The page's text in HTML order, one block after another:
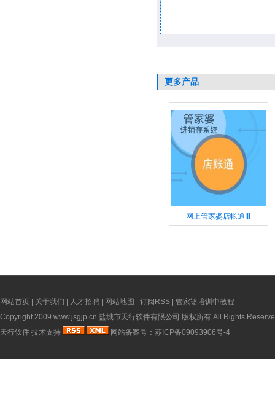
更多产品
网上管家婆店帐通III
网站首页 关于我们 人才招聘 网站地图 订阅RSS
管家婆培训中教程
Copyright 2009 www.jsgjp.cn 盐城市天行软件有限公司 版权所有 All Rights
天行软件 技术支持 网站备案号： 苏ICP备09093906号-4